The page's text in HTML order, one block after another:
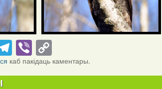
Telegram
Viber
Link
каб пакідаць каментары.